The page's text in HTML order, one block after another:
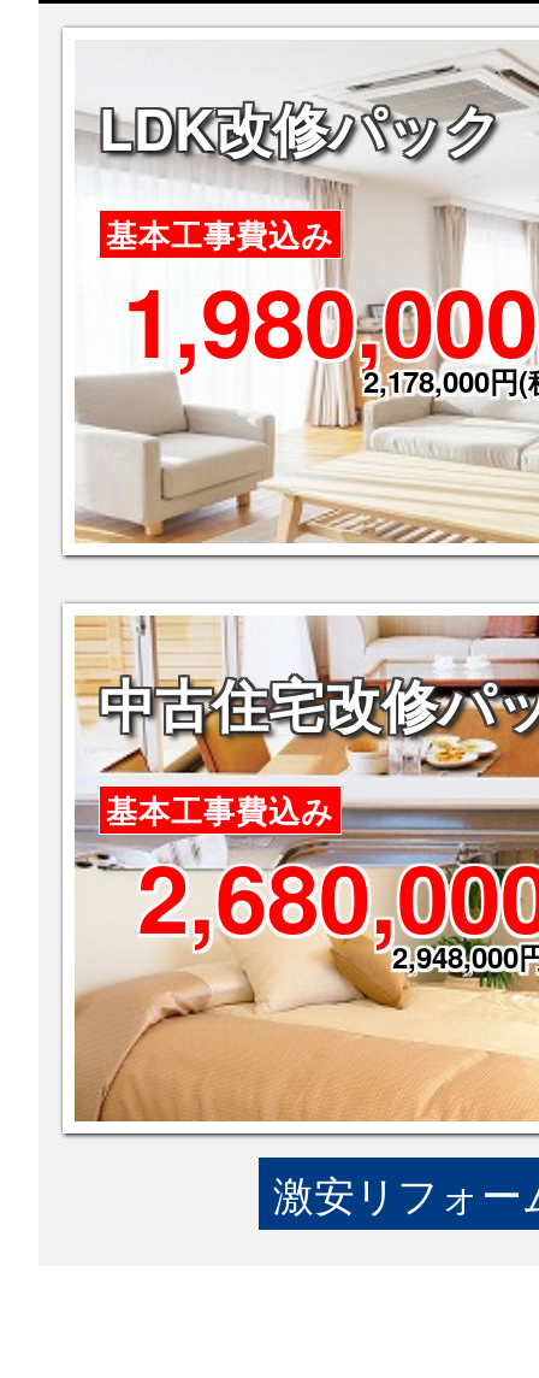
LDK改修パック
基本工事費込み
1,980,000
2,178,000円(税
中古住宅改修パ
基本工事費込み
2,948,000円(
激安リフォー